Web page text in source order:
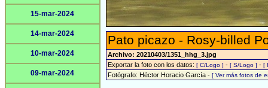
15-mar-2024
14-mar-2024
10-mar-2024
09-mar-2024
Pato picazo - Rosy-billed
Archivo: 20210403/1351_hhg_3.jpg
Exportar la foto con los datos: [ C/Logo ] - [ S/Logo ] - [
Fotógrafo: Héctor Horacio García - [ Ver más fotos de